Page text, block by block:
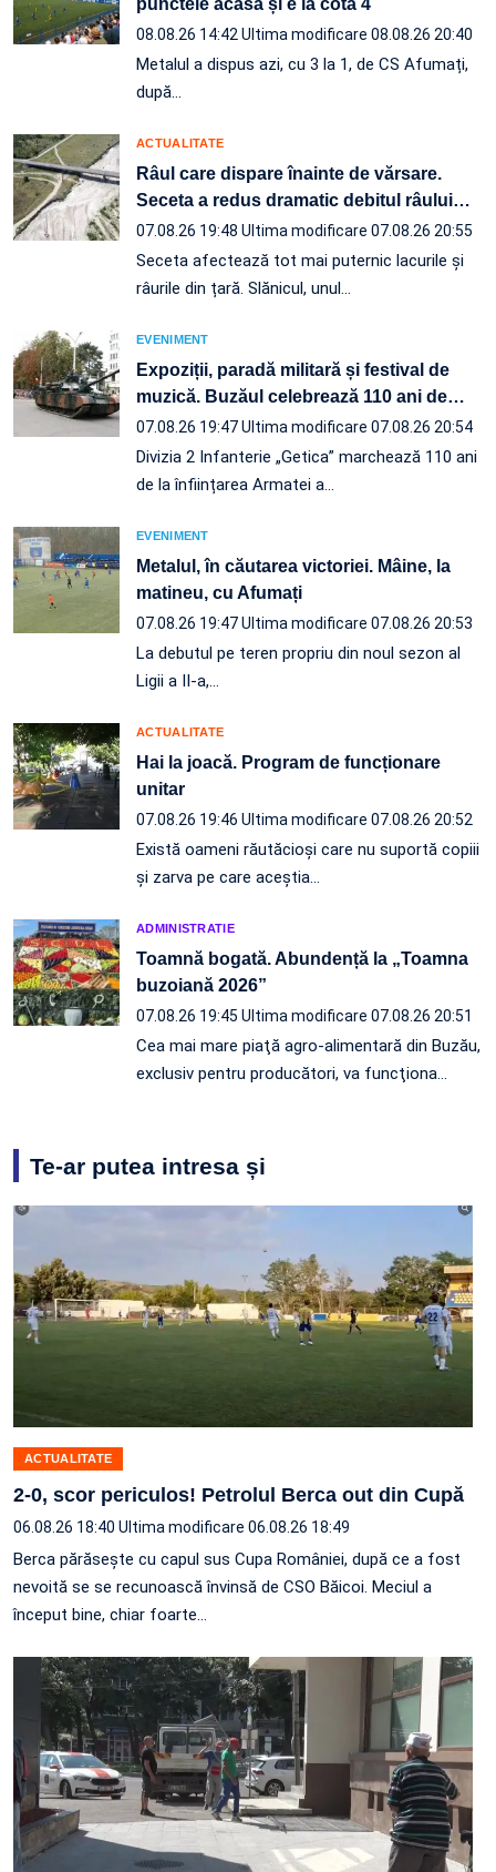
punctele acasă și e la cota 4
08.08.26 14:42Ultima modificare 08.08.26 20:40
Metalul a dispus azi, cu 3 la 1, de CS Afumați,
după…
ACTUALITATE
Râul care dispare înainte de vărsare.
Seceta a redus dramatic debitul râului…
07.08.26 19:48 Ultima modificare 07.08.26 20:55
Seceta afectează tot mai puternic lacurile și
râurile din țară. Slănicul, unul…
EVENIMENT
Expoziții, paradă militară și festival de
muzică. Buzăul celebrează 110 ani de…
07.08.26 19:47Ultima modificare 07.08.26 20:54
Divizia 2 Infanterie „Getica” marchează 110 ani
de la înființarea Armatei a…
EVENIMENT
Metalul, în căutarea victoriei. Mâine, la
matineu, cu Afumați
07.08.26 19:47Ultima modificare 07.08.26 20:53
La debutul pe teren propriu din noul sezon al
Ligii a II-a,…
ACTUALITATE
Hai la joacă. Program de funcționare
unitar
07.08.26 19:46 Ultima modificare 07.08.26 20:52
Există oameni răutăcioși care nu suportă copiii
și zarva pe care aceștia…
ADMINISTRATIE
Toamnă bogată. Abundență la „Toamna
buzoiană 2026”
07.08.26 19:45 Ultima modificare 07.08.26 20:51
Cea mai mare piaţă agro-alimentară din Buzău,
exclusiv pentru producători, va funcţiona…
Te-ar putea intresa și
ACTUALITATE
2-0, scor periculos! Petrolul Berca out din Cupă
06.08.26 18:40 Ultima modificare 06.08.26 18:49
Berca părăsește cu capul sus Cupa României, după ce a fost
nevoită se se recunoască învinsă de CSO Băicoi. Meciul a
început bine, chiar foarte…